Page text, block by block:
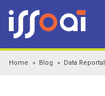
Home Blog Data Reportal